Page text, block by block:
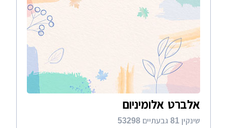
אלברט אלומיניום
שינקין 81 גבעתיים 53298